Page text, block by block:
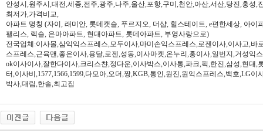
안성시,원주시,대전,세종,전주,광주,나주,울산,포항,구미,천안,아산,서산,당진,홍성,
최저가,가격비교,
아파트 명칭 (자이, 래미안, 롯데캣슬, 푸르지오, 더샵, 힐스테이트, e편한세상, 아이
팰리스, 렉슬, 은마아파트, 현대아파트, 롯데아파트, 부영사랑으로)
전국업체:이사몰,삼익익스프레스,모두이사,마미손익스프레스,로젠이사,이사고,바
스프레스,근육맨,좋은이사,용달,로젠,성동,이사마켓,온누리,홍이사,일번지,거성익
ok이사이사,잘한다이사,크리스챤,정다운,이사박스,이사통,파크,픽,한진,삼성,현대,
터,이사비,1577,1566,1599,다모아,오더,짱,KGB,통인,원진,원익스프레스,백호,LG
박사,대림,한솔,최고집